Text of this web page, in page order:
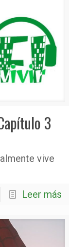
3
vive
Leer más